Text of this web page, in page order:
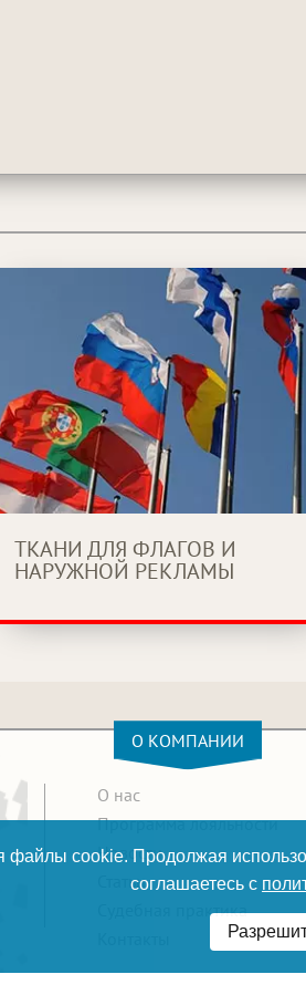
ТКАНИ ДЛЯ ФЛАГОВ И
НАРУЖНОЙ РЕКЛАМЫ
О КОМПАНИИ
О нас
Программа лояльности
Новости
Статьи
Судебная практика
файлы cookie. Продолжая
соглашаетесь с